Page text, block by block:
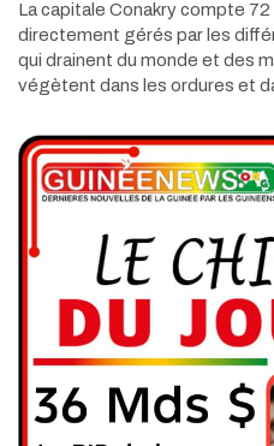
La capitale Conakry compte
directement gérés par les
qui drainent du monde et des
végètent dans les ordures et